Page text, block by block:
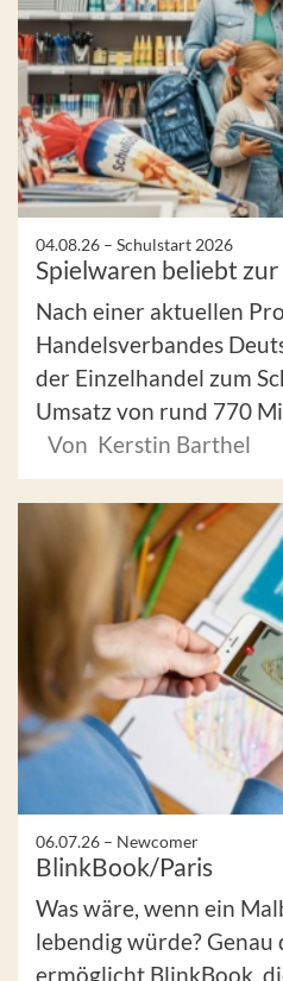
04.08.26 – Schulstart 2026
Spielwaren beliebt
Nach einer aktuellen
Handelsverbandes
der Einzelhandel zum
Umsatz von rund 770
Von Kerstin Barthel
06.07.26 – Newcomer
BlinkBook/Paris
Was wäre, wenn ein
lebendig würde? Genau
ermöglicht BlinkBook,